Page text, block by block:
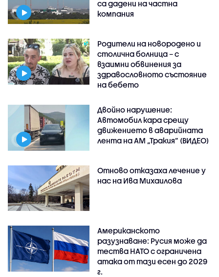
са дадени на частна
компания
Родители на новородено и
столична болница – с
взаимни обвинения за
здравословното състояние
на бебето
Двойно нарушение:
Автомобил кара срещу
движението в аварийната
лента на АМ „Тракия” (ВИДЕО)
Отново отказаха лечение у
нас на Ива Михаилова
Американското
разузнаване: Русия може да
тества НАТО с ограничена
атака от тази есен до 2029
г.